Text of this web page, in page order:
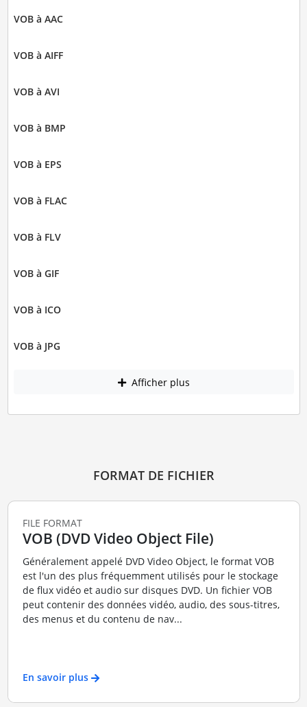
VOB à AAC
VOB à AIFF
VOB à AVI
VOB à BMP
VOB à EPS
VOB à FLAC
VOB à FLV
VOB à GIF
VOB à ICO
VOB à JPG
Afficher plus
FORMAT DE FICHIER
FILE FORMAT
VOB (DVD Video Object File)
Généralement appelé DVD Video Object, le format VOB
est l'un des plus fréquemment utilisés pour le stockage
de flux vidéo et audio sur disques DVD. Un fichier VOB
peut contenir des données vidéo, audio, des sous-titres,
des menus et du contenu de nav...
En savoir plus